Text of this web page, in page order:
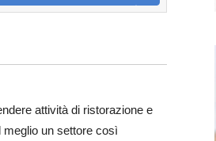
attività di ristorazione e
un settore così